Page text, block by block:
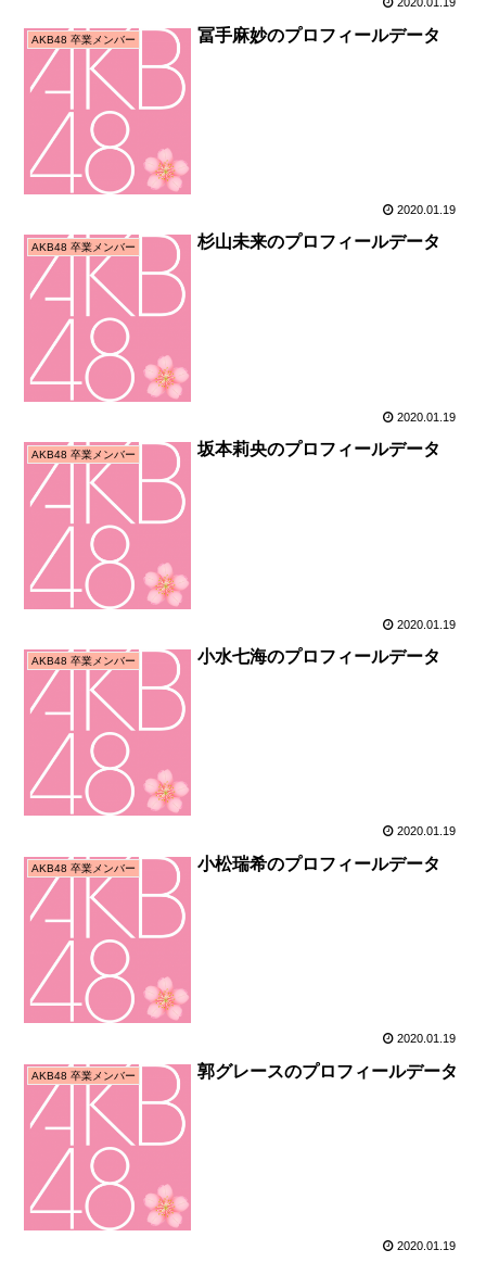
AKB48 卒業メンバー 冨手麻妙のプロフィールデータ
2020.01.19
AKB48 卒業メンバー 杉山未来のプロフィールデータ
2020.01.19
AKB48 卒業メンバー 坂本莉央のプロフィールデータ
2020.01.19
AKB48 卒業メンバー 小水七海のプロフィールデータ
2020.01.19
AKB48 卒業メンバー 小松瑞希のプロフィールデータ
2020.01.19
AKB48 卒業メンバー 郭グレースのプロフィールデータ
2020.01.19